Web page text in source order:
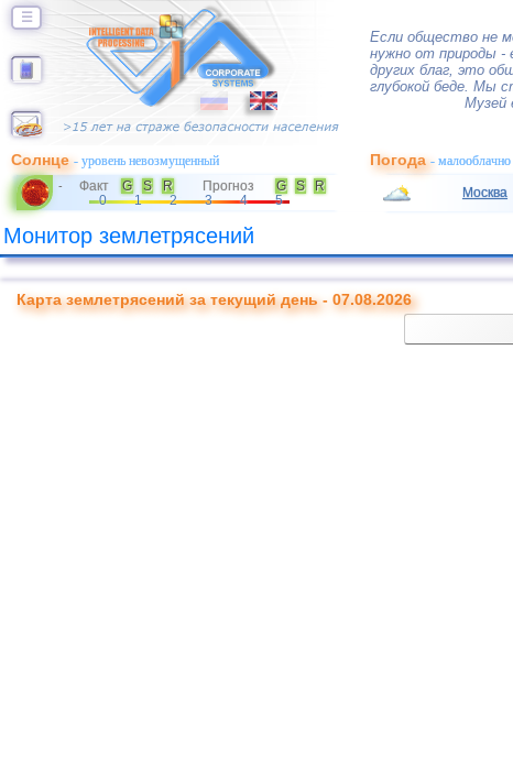
☰
Если общество не
нужно от природы -
других благ, это
глубокой беде. Мы
Музей
Солнце- уровень невозмущенный
- Факт G S R Прогноз G S
R
0
1 2 3 4 5
Погода- малооблачно
Москва
Монитор землетрясений
Карта землетрясений за текущий день - 07.08.2026